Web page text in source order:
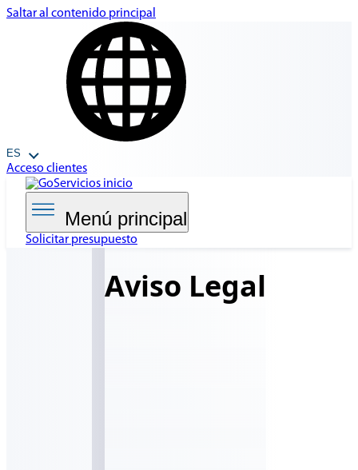
Saltar al contenido principal
ES
Acceso clientes
Menú principal
Solicitar presupuesto
Aviso Legal